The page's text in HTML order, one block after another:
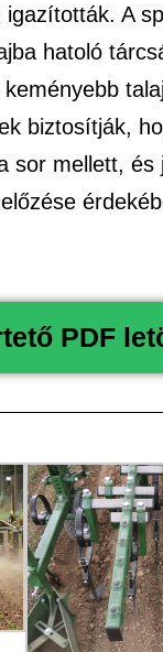
A
hatoló
biztosítják,
sor mellett,
PDF